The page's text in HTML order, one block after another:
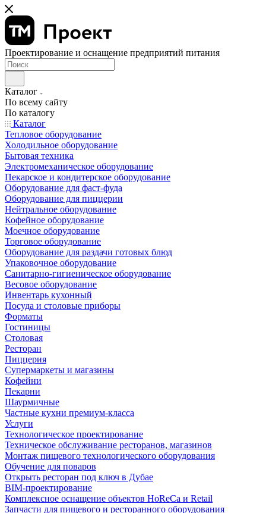
Проектирование и оснащение предприятий питания
Каталог
По всему сайту
По каталогу
Каталог
Тепловое оборудование
Холодильное оборудование
Бытовая техника
Электромеханическое оборудование
Пекарское и кондитерское оборудование
Оборудование для фаст-фуда
Оборудование для пиццерии
Нейтральное оборудование
Кофейное оборудование
Моечное оборудование
Торговое оборудование
Оборудование для раздачи готовых блюд
Упаковочное оборудование
Санитарно-гигиеническое оборудование
Весовое оборудование
Инвентарь кухонный
Посуда и столовые приборы
Форматы
Гостиницы
Столовая
Ресторан
Пиццерия
Супермаркеты и магазины
Кофейни
Пекарни
Шаурмичные
Частные кухни премиум-класса
Услуги
Технологическое проектирование
Техническое обслуживание ресторанов, магазинов
Монтаж пищевого технологического оборудования
Обучение для поваров
Открыть ресторан под ключ в Дубае
BIM-проектирование
Комплексное оснащение объектов HoReCa и Retail
Запчасти для пищевого и ресторанного оборудования